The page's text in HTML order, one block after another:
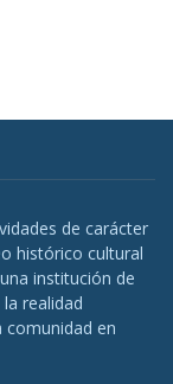
de carácter
histórico cultural
institución de
realidad
comunidad en